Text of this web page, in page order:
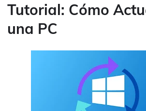
Tutorial: Cómo
una PC